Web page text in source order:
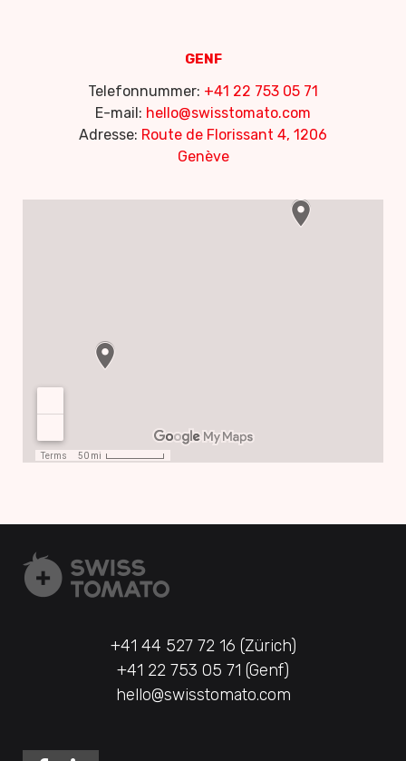
GENF
Telefonnummer: +41 22 753 05 71
E-mail: hello@swisstomato.com
Adresse: Route de Florissant 4, 1206
Genève
+41 44 527 72 16 (Zürich)
+41 22 753 05 71 (Genf)
hello@swisstomato.com